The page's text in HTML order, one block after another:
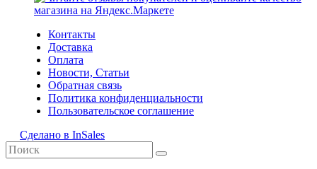
Контакты
Доставка
Оплата
Новости, Статьи
Обратная связь
Политика конфиденциальности
Пользовательское соглашение
Сделано в InSales